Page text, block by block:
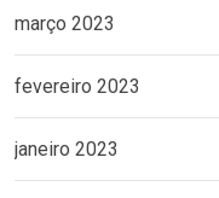
março 2023
fevereiro 2023
janeiro 2023